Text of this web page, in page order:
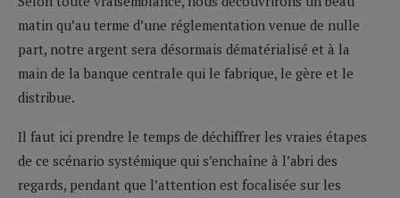
matin qu’au terme d’une réglementation venue de nulle
part, notre argent sera désormais dématérialisé et à la
main de la banque centrale qui le fabrique, le gère et le
distribue.
Il faut ici prendre le temps de déchiffrer les vraies étapes
de ce scénario systémique qui s’enchaîne à l’abri des
regards, pendant que l’attention est focalisée sur les